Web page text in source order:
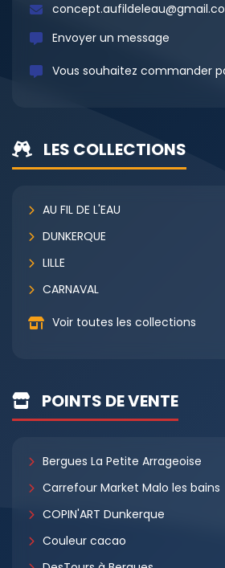
Envoyer un message
Vous souhaitez commander
LES COLLECTIONS
AU FIL DE L'EAU
DUNKERQUE
LILLE
CARNAVAL
Voir toutes les collections
POINTS DE VENTE
Bergues La Petite Arrageoise
Carrefour Market Malo les bains
COPIN'ART Dunkerque
Couleur cacao